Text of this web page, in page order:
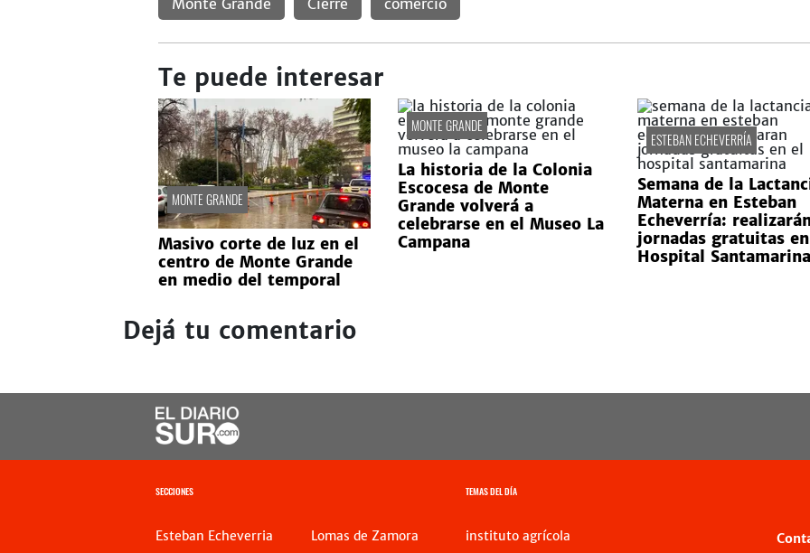
Monte Grande Cierre comercio
Te puede interesar
MONTE GRANDE
Masivo corte de luz en el
centro de Monte Grande
en medio del temporal
MONTE GRANDE
La historia de la Colonia
Escocesa de Monte
Grande volverá a
celebrarse en el Museo La
Campana
ESTEBAN ECHEVERRÍA
Semana de la
Materna en Esteban
Echeverría:
jornadas gratuitas en
Hospital Santamarina
Dejá tu comentario
SECCIONES
Esteban Echeverria
Lomas de Zamora
TEMAS DEL DÍA
instituto agrícola